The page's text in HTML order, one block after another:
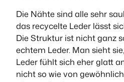
Die Nähte sind alle sehr
das recycelte Leder lässt
Die Struktur ist nicht ganz
echtem Leder. Man sieht
Leder fühlt sich eher glatt
nicht so wie von